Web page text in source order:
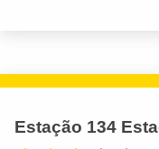
Estação 134